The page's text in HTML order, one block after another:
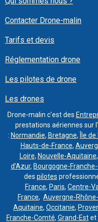
Contacter Drone-malin
Tarifs et devis
Réglementation drone
Les pilotes de drone
Les drones
Drone-malin c'est des
prestations aériennes sur
: Normandie, Bretagne, Île
Hauts-de-France,
Loire, Nouvelle-Aquitaine,
d’Azur, Bourgogne-
des pilotes
France, Paris, Centre-
France, Auvergne-
Aquitaine, Occitanie,
Franche-Comté, Grand-Estet